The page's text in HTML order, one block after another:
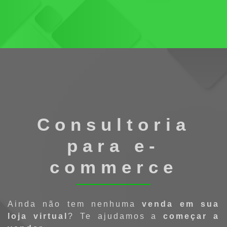
Consultoria
para e-
commerce
Ainda não tem nenhuma
venda em sua
loja virtual ? Te ajudamos acomeçar a